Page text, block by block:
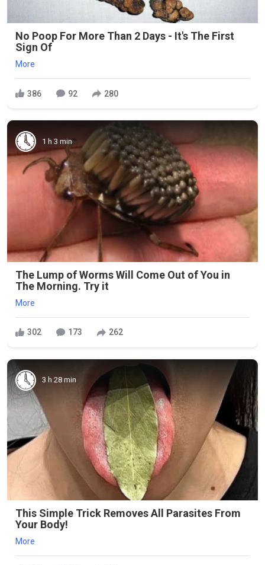
No Poop For More Than 2 Days - It's The First
Sign Of
More
386 92 280
1 h 3 min
The Lump of Worms Will Come Out of You in
The Morning. Try it
More
302 173 262
3 h 28 min
This Simple Trick Removes All Parasites From
Your Body!
More